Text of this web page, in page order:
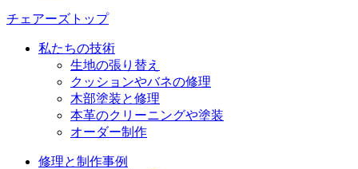
チェアーズトップ
私たちの技術
生地の張り替え
クッションやバネの修理
木部塗装と修理
本革のクリーニングや塗装
オーダー制作
修理と制作事例